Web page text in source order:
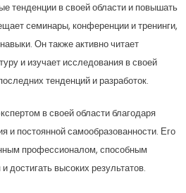
тенденции в своей области и повышать
семинары, конференции и тренинги,
Он также активно читает
и изучает исследования в своей
тенденций и разработок.
в своей области благодаря
и постоянной самообразованности. Его
профессионалом, способным
высоких результатов.